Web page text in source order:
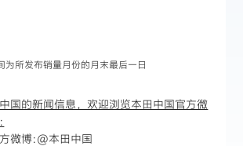
为所发布销量月份的月末最后一日
国的新闻信息，欢迎浏览本田中国官方微
微博:@本田中国